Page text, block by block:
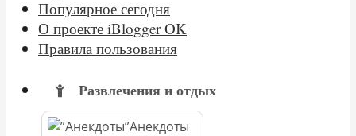
Популярное сегодня
О проекте iBlogger OK
Правила пользования
Развлечения и отдых
Анекдоты